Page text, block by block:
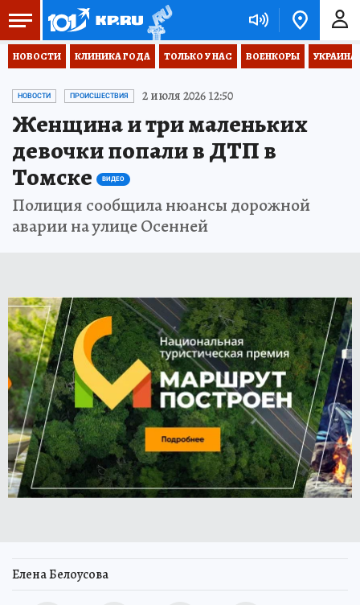
НОВОСТИ КЛИНИКА ГОДА ТОЛЬКО У НАС ВОЕНКОРЫ
НОВОСТИ ПРОИСШЕСТВИЯ 2 июля 2026 12:50
Женщина и три маленьких
девочки попали в ДТП в
Томске
ВИДЕО
Полиция сообщила нюансы дорожной
аварии на улице Осенней
Елена Белоусова